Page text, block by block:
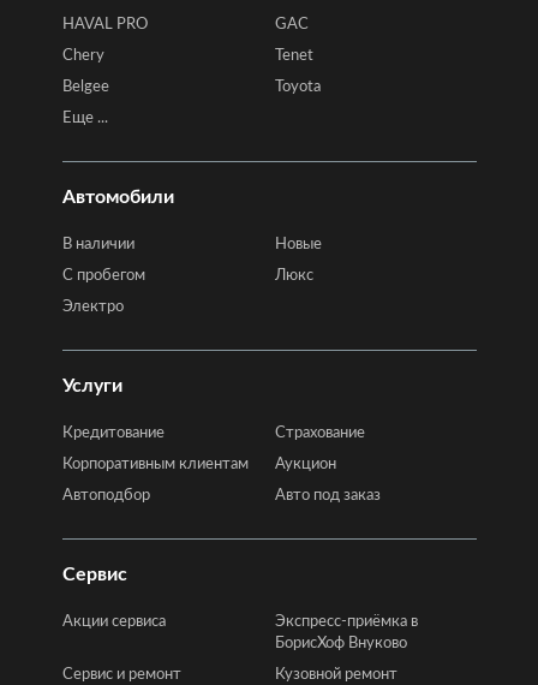
HAVAL PRO
GAC
Chery
Tenet
Belgee
Toyota
Еще ...
Автомобили
В наличии
Новые
C пробегом
Люкс
Электро
Услуги
Кредитование
Страхование
Корпоративным клиентам
Аукцион
Автоподбор
Авто под заказ
Сервис
Акции сервиса
Экспресс-приёмка в
БорисХоф Внуково
Сервис и ремонт
Кузовной ремонт